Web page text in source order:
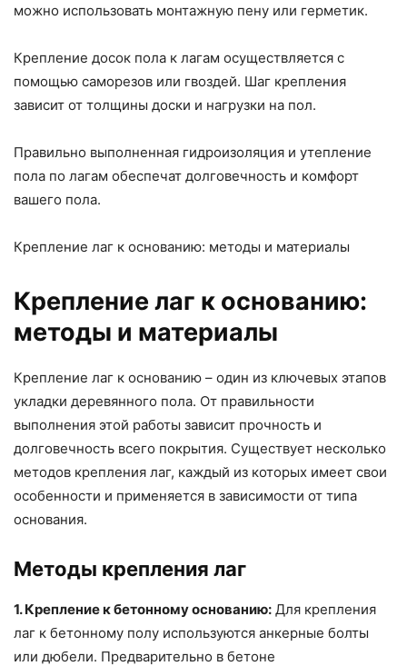
можно использовать монтажную пену или герметик.
Крепление досок пола к лагам осуществляется с
помощью саморезов или гвоздей. Шаг крепления
зависит от толщины доски и нагрузки на пол.
Правильно выполненная гидроизоляция и утепление
пола по лагам обеспечат долговечность и комфорт
вашего пола.
Крепление лаг к основанию: методы и материалы
Крепление лаг к основанию:
методы и материалы
Крепление лаг к основанию – один из ключевых этапов
укладки деревянного пола. От правильности
выполнения этой работы зависит прочность и
долговечность всего покрытия. Существует несколько
методов крепления лаг, каждый из которых имеет свои
особенности и применяется в зависимости от типа
основания.
Методы крепления лаг
1. Крепление к бетонному основанию: Для крепления
лаг к бетонному полу используются анкерные болты
или дюбели. Предварительно в бетоне